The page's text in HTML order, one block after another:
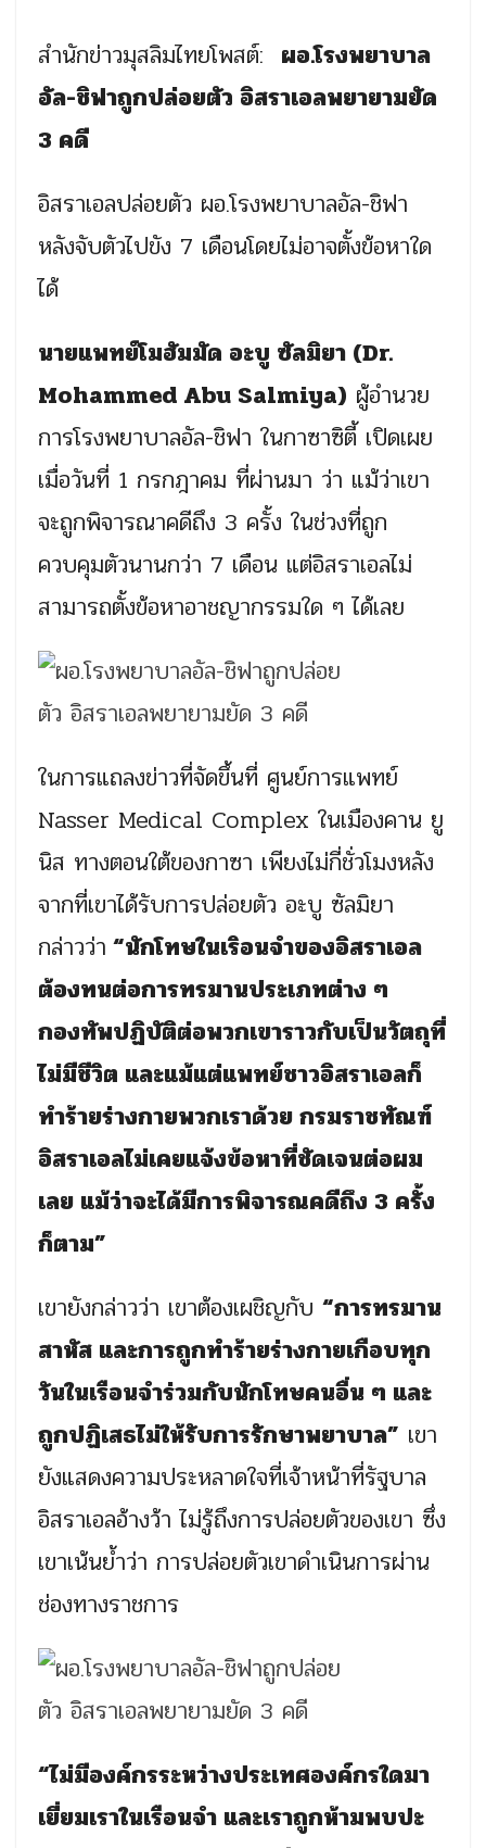
สำนักข่าวมุสลิมไทยโพสต์: ผอ.โรงพยาบาล
อัล-ชิฟาถูกปล่อยตัว อิสราเอลพยายามยัด
3 คดี
อิสราเอลปล่อยตัว ผอ.โรงพยาบาลอัล-ชิฟา
หลังจับตัวไปขัง 7 เดือนโดยไม่อาจตั้งข้อหาใด
ได้
นายแพทย์โมฮัมมัด อะบู ซัลมิยา (Dr.
Mohammed Abu Salmiya) ผู้อำนวย
การโรงพยาบาลอัล-ชิฟา ในกาซาซิตี้ เปิดเผย
เมื่อวันที่ 1 กรกฎาคม ที่ผ่านมา ว่า แม้ว่าเขา
จะถูกพิจารณาคดีถึง 3 ครั้ง ในช่วงที่ถูก
ควบคุมตัวนานกว่า 7 เดือน แต่อิสราเอลไม่
สามารถตั้งข้อหาอาชญากรรมใด ๆ ได้เลย
ในการแถลงข่าวที่จัดขึ้นที่ ศูนย์การแพทย์
Nasser Medical Complex ในเมืองคาน ยู
นิส ทางตอนใต้ของกาซา เพียงไม่กี่ชั่วโมงหลัง
จากที่เขาได้รับการปล่อยตัว อะบู ซัลมิยา
กล่าวว่า “นักโทษในเริอนจำของอิสราเอล
ต้องทนต่อการทรมานประเภทต่าง ๆ
กองทัพปฏิบัติต่อพวกเขาราวกับเป็นวัตถุที่
ไม่มีชีวิต และแม้แต่แพทย์ชาวอิสราเอลก็
ทำร้ายร่างกายพวกเราด้วย กรมราชทัณฑ์
อิสราเอลไม่เคยแจ้งข้อหาที่ชัดเจนต่อผม
เลย แม้ว่าจะได้มีการพิจารณคดีถึง 3 ครั้ง
ก็ตาม”
เขายังกล่าวว่า เขาต้องเผชิญกับ “การทรมาน
สาหัส และการถูกทำร้ายร่างกายเกือบทุก
วันในเรือนจำร่วมกับนักโทษคนอื่น ๆ และ
ถูกปฏิเสธไม่ให้รับการรักษาพยาบาล” เขา
ยังแสดงความประหลาดใจที่เจ้าหน้าที่รัฐบาล
อิสราเอลอ้างว้า ไม่รู้ถึงการปล่อยตัวของเขา ซึ่ง
เขาเน้นย้ำว่า การปล่อยตัวเขาดำเนินการผ่าน
ช่องทางราชการ
“ไม่มีองค์กรระหว่างประเทศองค์กรใดมา
เยี่ยมเราในเรือนจำ และเราถูกห้ามพบปะ